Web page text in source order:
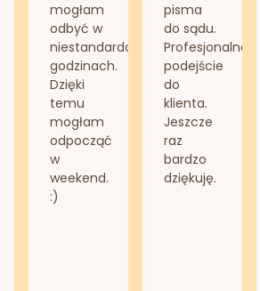
mogłam
odbyć w
niestandardowych
godzinach.
Dzięki
temu
mogłam
odpocząć
w
weekend.
:)
pisma
do sądu.
Profesjonalne
podejście
do
klienta.
Jeszcze
raz
bardzo
dziękuję.